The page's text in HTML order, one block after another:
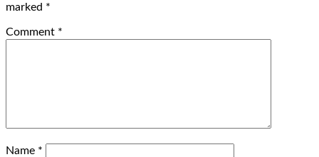
marked *
Comment *
Name *